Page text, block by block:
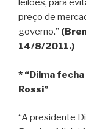
leilões, para
preço de
governo.”
14/8/2011.)
* “Dilma
Rossi”
“A presidente